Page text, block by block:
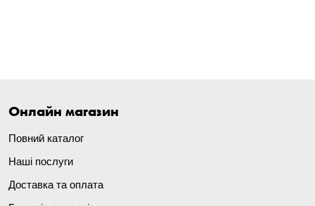
Онлайн магазин
Повний каталог
Наші послуги
Доставка та оплата